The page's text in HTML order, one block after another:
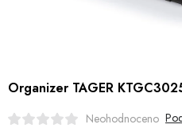
World Cleanup Day
Organizer TAGER
Neohodnoceno